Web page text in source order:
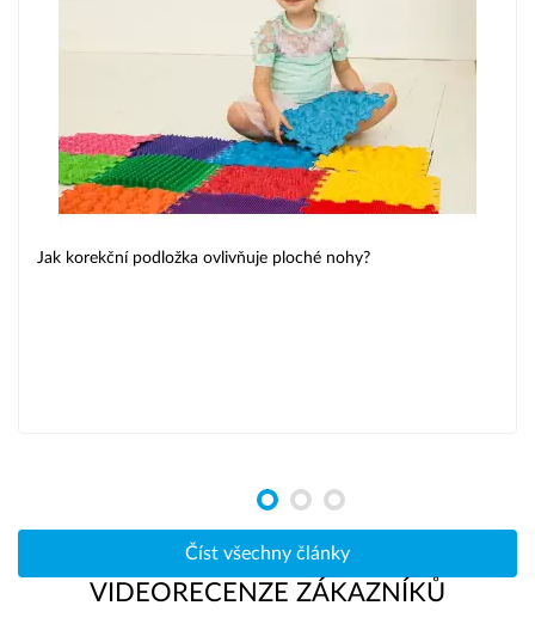
Jak korekční podložka ovlivňuje ploché nohy?
Číst všechny články
VIDEORECENZE ZÁKAZNÍKŮ